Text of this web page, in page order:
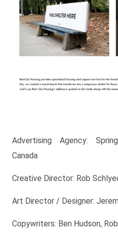
Advertising Agency:
Canada
Creative Director: Rob
Art Director / Designer:
Copywriters: Ben Hudson,